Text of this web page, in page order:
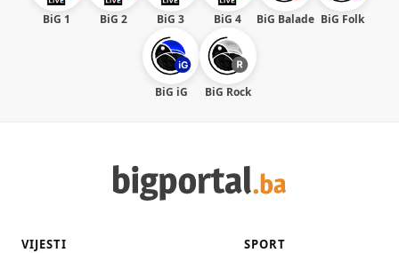
BiG 1 BiG 2 BiG 3 BiG 4 BiG Balade BiG Folk
BiG iG BiG Rock
VIJESTI SPORT